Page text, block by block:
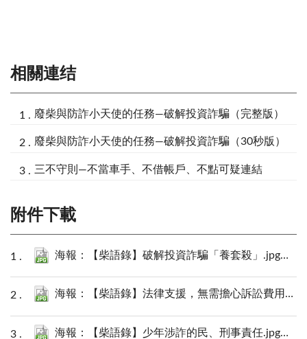
相關連结
廢柴與防詐小天使的任務—破解投資詐騙（完整版）
廢柴與防詐小天使的任務—破解投資詐騙（30秒版）
三不守則—不當車手、不借帳戶、不點可疑連結
附件下載
海報：【柴語錄】破解投資詐騙「養套殺」.jpg 1014
海報：【柴語錄】法律支援，無需擔心訴訟費用！.jpg
海報：【柴語錄】少年涉詐的民、刑事責任.jpg 918